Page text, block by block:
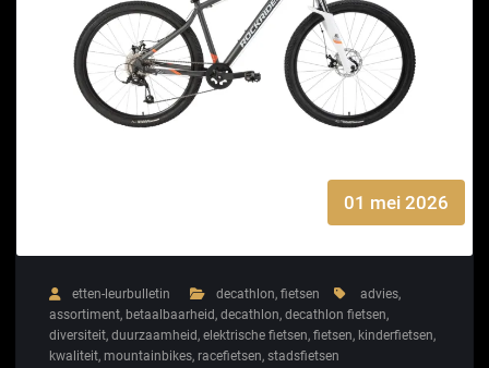
01 mei 2026
etten-leurbulletin decathlon, fietsen advies,
assortiment, betaalbaarheid, decathlon, decathlon fietsen,
diversiteit, duurzaamheid, elektrische fietsen, fietsen, kinderfietsen,
kwaliteit, mountainbikes, racefietsen, stadsfietsen